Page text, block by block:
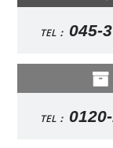
TEL： 045-
TEL：